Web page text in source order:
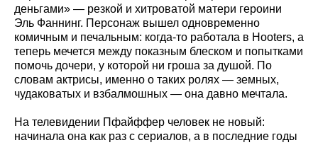
деньгами» — резкой и хитроватой матери героини
Эль Фаннинг. Персонаж вышел одновременно
комичным и печальным: когда-то работала в Hooters, а
теперь мечется между показным блеском и попытками
помочь дочери, у которой ни гроша за душой. По
словам актрисы, именно о таких ролях — земных,
чудаковатых и взбалмошных — она давно мечтала.
На телевидении Пфайффер человек не новый:
начинала она как раз с сериалов, а в последние годы